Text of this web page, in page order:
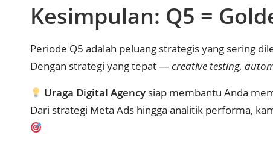
Kesimpulan: Q5 =
Periode Q5 adalah peluang strategis yang sering
Dengan strategi yang tepat —creative testing,
Uraga Digital Agency siap membantu Anda
Dari strategi Meta Ads hingga analitik performa,